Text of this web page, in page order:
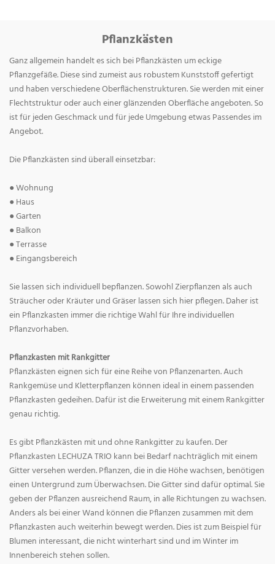
Pflanzkästen
Ganz allgemein handelt es sich bei Pflanzkästen um eckige
Pflanzgefäße. Diese sind zumeist aus robustem Kunststoff gefertigt
und haben verschiedene Oberflächenstrukturen. Sie werden mit einer
Flechtstruktur oder auch einer glänzenden Oberfläche angeboten. So
ist für jeden Geschmack und für jede Umgebung etwas Passendes im
Angebot.
Die Pflanzkästen sind überall einsetzbar:
● Wohnung
● Haus
● Garten
● Balkon
● Terrasse
● Eingangsbereich
Sie lassen sich individuell bepflanzen. Sowohl Zierpflanzen als auch
Sträucher oder Kräuter und Gräser lassen sich hier pflegen. Daher ist
ein Pflanzkasten immer die richtige Wahl für Ihre individuellen
Pflanzvorhaben.
Pflanzkasten mit Rankgitter
Pflanzkästen eignen sich für eine Reihe von Pflanzenarten. Auch
Rankgemüse und Kletterpflanzen können ideal in einem passenden
Pflanzkasten gedeihen. Dafür ist die Erweiterung mit einem Rankgitter
genau richtig.
Es gibt Pflanzkästen mit und ohne Rankgitter zu kaufen. Der
Pflanzkasten LECHUZA TRIO kann bei Bedarf nachträglich mit einem
Gitter versehen werden. Pflanzen, die in die Höhe wachsen, benötigen
einen Untergrund zum Überwachsen. Die Gitter sind dafür optimal. Sie
geben der Pflanzen ausreichend Raum, in alle Richtungen zu wachsen.
Anders als bei einer Wand können die Pflanzen zusammen mit dem
Pflanzkasten auch weiterhin bewegt werden. Dies ist zum Beispiel für
Blumen interessant, die nicht winterhart sind und im Winter im
Innenbereich stehen sollen.